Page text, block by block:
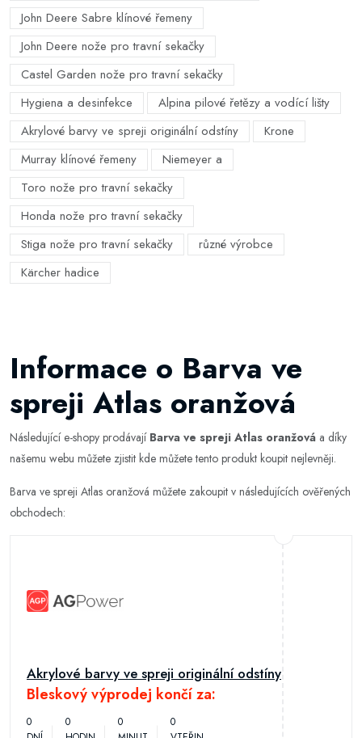
John Deere Sabre klínové řemeny
John Deere nože pro travní sekačky
Castel Garden nože pro travní sekačky
Hygiena a desinfekce
Alpina pilové řetězy a vodící lišty
Akrylové barvy ve spreji originální odstíny
Krone
Murray klínové řemeny
Niemeyer a
Toro nože pro travní sekačky
Honda nože pro travní sekačky
Stiga nože pro travní sekačky
různé výrobce
Kärcher hadice
Informace o Barva ve
spreji Atlas oranžová
Následující e-shopy prodávají Barva ve spreji Atlas oranžová a díky
našemu webu můžete zjistit kde můžete tento produkt koupit nejlevněji.
Barva ve spreji Atlas oranžová můžete zakoupit v následujících ověřených
obchodech:
Akrylové barvy ve spreji originální odstíny
Bleskový výprodej končí za:
0
0
0
0